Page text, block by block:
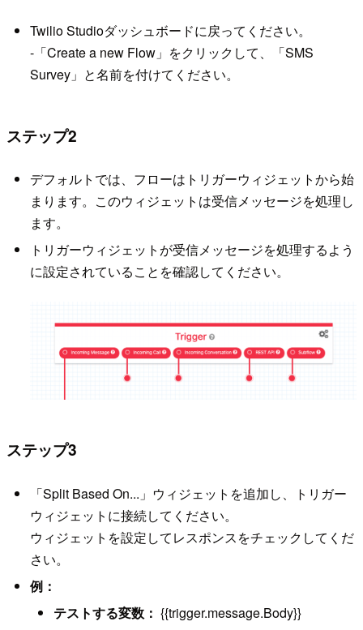
Twilio Studioダッシュボードに戻ってください。
-「Create a new Flow」をクリックして、「SMS
Survey」と名前を付けてください。
ステップ2
デフォルトでは、フローはトリガーウィジェットから始
まります。このウィジェットは受信メッセージを処理し
ます。
トリガーウィジェットが受信メッセージを処理するよう
に設定されていることを確認してください。
ステップ3
「Split Based On...」ウィジェットを追加し、トリガー
ウィジェットに接続してください。
ウィジェットを設定してレスポンスをチェックしてくだ
さい。
例：
テストする変数： {{trigger.message.Body}}